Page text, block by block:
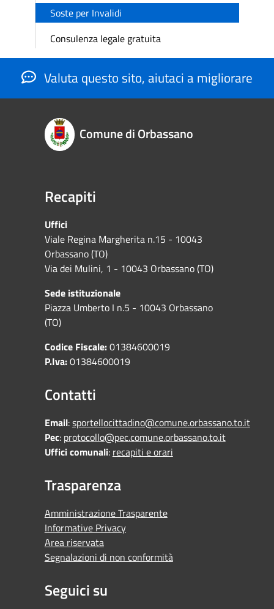
Soste per Invalidi
Consulenza legale gratuita
Valuta questo sito, aiutaci a migliorare
Comune di Orbassano
Recapiti
Uffici
Viale Regina Margherita n.15 - 10043
Orbassano (TO)
Via dei Mulini, 1 - 10043 Orbassano (TO)
Sede istituzionale
Piazza Umberto I n.5 - 10043 Orbassano
(TO)
Codice Fiscale:01384600019
P.Iva:01384600019
Contatti
Email:sportellocittadino@comune.orbassano.to.it
Pec: protocollo@pec.comune.orbassano.to.it
Uffici comunali: recapiti e orari
Trasparenza
Amministrazione Trasparente
Informative Privacy
Area riservata
Segnalazioni di non conformità
Seguici su